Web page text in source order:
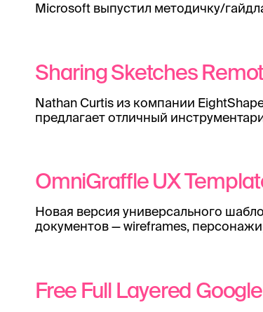
Microsoft выпустил методичку/
Sharing Sketches
Nathan Curtis из компании
предлагает отличный
OmniGraffle UX
Новая версия универсального
документов — wireframes,
Free Full Layered